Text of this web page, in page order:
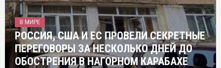
В МИРЕ
РОССИЯ, США И ЕС ПРОВЕЛИ СЕКРЕТНЫЕ
ПЕРЕГОВОРЫ ЗА НЕСКОЛЬКО ДНЕЙ ДО
ОБОСТРЕНИЯ В НАГОРНОМ КАРАБАХЕ